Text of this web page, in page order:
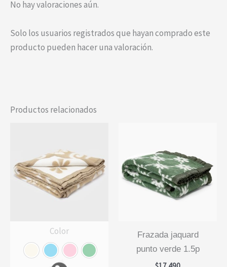
No hay valoraciones aún.
Solo los usuarios registrados que hayan comprado este
producto pueden hacer una valoración.
Productos relacionados
Color
frazada jaquard
punto verde 1.5p